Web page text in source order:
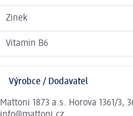
Zinek
Vitamin B6
Výrobce / Dodavatel
Mattoni 1873 a.s. Horova 1361/3,